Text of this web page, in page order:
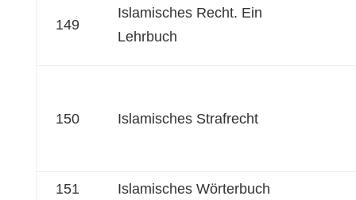
149
Islamisches Recht. Ein
Lehrbuch
150 Islamisches Strafrecht
151 Islamisches Wörterbuch